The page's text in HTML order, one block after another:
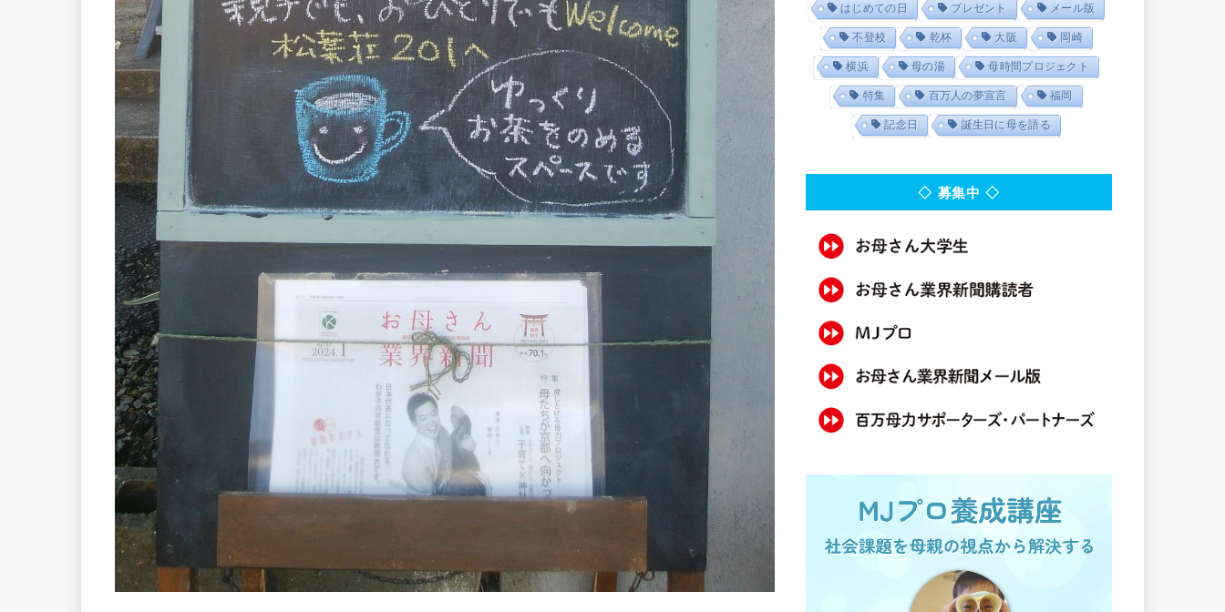
はじめての日 プレゼント メール版
不登校 乾杯 大阪 岡崎
横浜 母の湯 母時間プロジェクト
特集 百万人の夢宣言 福岡
記念日 誕生日に母を語る
◇ 募集中 ◇